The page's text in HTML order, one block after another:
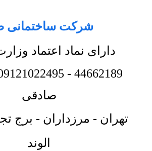
شرکت ساختمانی
دارای نماد اعتماد
44662189
-
صادقی
تهران - مرزداران - برج
الوند